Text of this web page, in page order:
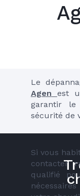
Agen
est
garantir
sécurité de
Si vous
contacter
qualifié